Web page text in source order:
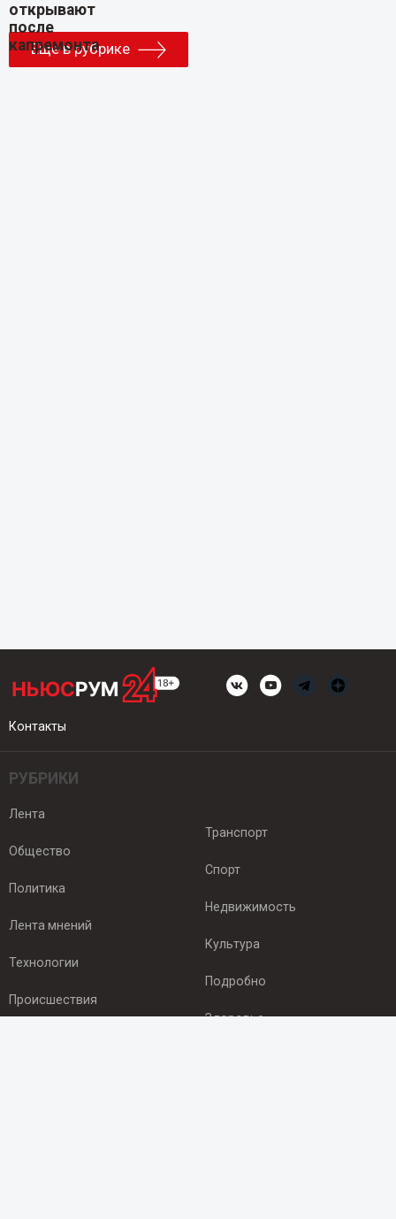
Еще в рубрике
Контакты
РУБРИКИ
Лента
Общество
Политика
Лента мнений
Технологии
Происшествия
Транспорт
Спорт
Недвижимость
Культура
Подробно
Здоровье